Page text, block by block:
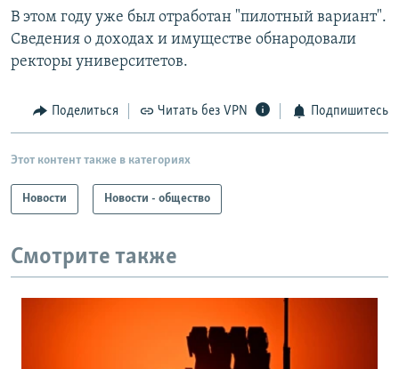
Все сайты РСЕ/РС
В этом году уже был отработан "пилотный вариант".
Сведения о доходах и имуществе обнародовали
ректоры университетов.
Поделиться Читать без VPN Подпишитесь
Этот контент также в категориях
Новости Новости - общество
Смотрите также